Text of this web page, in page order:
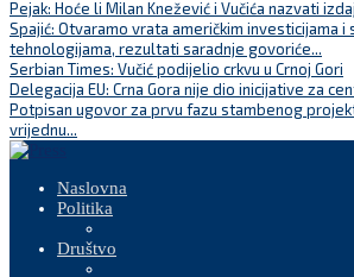
Pejak: Hoće li Milan Knežević i Vučića nazvati
Spajić: Otvaramo vrata američkim investicijama i
tehnologijama, rezultati saradnje govoriće...
Serbian Times: Vučić podijelio crkvu u Crnoj Gori
Delegacija EU: Crna Gora nije dio inicijative za
Potpisan ugovor za prvu fazu stambenog
vrijednu...
Naslovna
Politika
Društvo